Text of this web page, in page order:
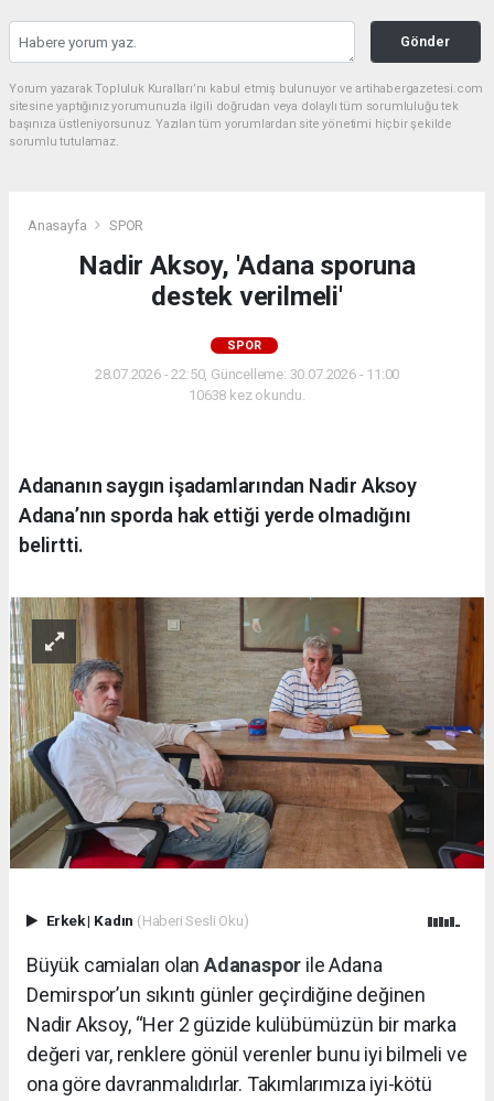
Gönder
Yorum yazarak Topluluk Kuralları’nı kabul etmiş bulunuyor ve artihabergazetesi.com
sitesine yaptığınız yorumunuzla ilgili doğrudan veya dolaylı tüm sorumluluğu tek
başınıza üstleniyorsunuz. Yazılan tüm yorumlardan site yönetimi hiçbir şekilde
sorumlu tutulamaz.
Anasayfa SPOR
Nadir Aksoy, 'Adana sporuna
destek verilmeli'
SPOR
28.07.2026 - 22:50, Güncelleme: 30.07.2026 - 11:00
10638 kez okundu.
Adananın saygın işadamlarından Nadir Aksoy
Adana’nın sporda hak ettiği yerde olmadığını
belirtti.
Erkek| Kadın (Haberi Sesli Oku)
Büyük camiaları olan Adanaspor ile Adana
Demirspor’un sıkıntı günler geçirdiğine değinen
Nadir Aksoy, “Her 2 güzide kulübümüzün bir marka
değeri var, renklere gönül verenler bunu iyi bilmeli ve
ona göre davranmalıdırlar. Takımlarımıza iyi-kötü